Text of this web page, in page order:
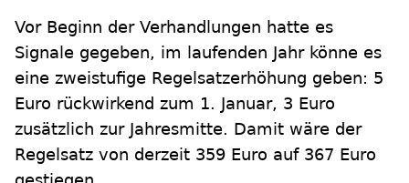
Vor Beginn der Verhandlungen hatte es
Signale gegeben, im laufenden Jahr könne es
eine zweistufige Regelsatzerhöhung geben: 5
Euro rückwirkend zum 1. Januar, 3 Euro
zusätzlich zur Jahresmitte. Damit wäre der
Regelsatz von derzeit 359 Euro auf 367 Euro